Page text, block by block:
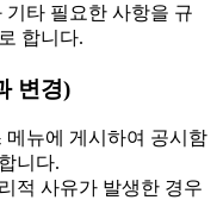
기타 필요한 사항을 규
합니다.
변경)
뉴에 게시하여 공시함
니다.
적 사유가 발생한 경우